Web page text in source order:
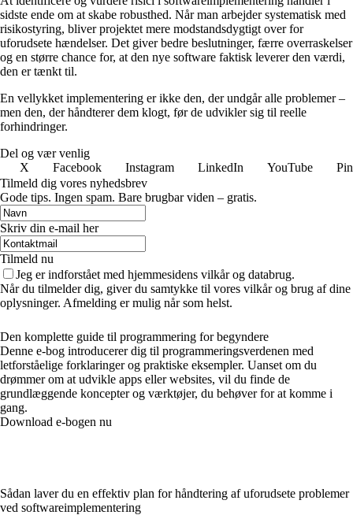
sidste ende om at skabe robusthed. Når man arbejder systematisk med
risikostyring, bliver projektet mere modstandsdygtigt over for
uforudsete hændelser. Det giver bedre beslutninger, færre overraskelser
og en større chance for, at den nye software faktisk leverer den værdi,
den er tænkt til.
En vellykket implementering er ikke den, der undgår alle problemer –
men den, der håndterer dem klogt, før de udvikler sig til reelle
forhindringer.
Del og vær venlig
X
Facebook Instagram LinkedIn YouTube
Tilmeld dig vores nyhedsbrev
Gode tips. Ingen spam. Bare brugbar viden – gratis.
Skriv din e-mail her
Tilmeld nu
Jeg er indforstået med hjemmesidens vilkår og databrug.
Når du tilmelder dig, giver du samtykke til vores vilkår og brug af dine
oplysninger. Afmelding er mulig når som helst.
Den komplette guide til programmering for begyndere
Denne e-bog introducerer dig til programmeringsverdenen med
letforståelige forklaringer og praktiske eksempler. Uanset om du
drømmer om at udvikle apps eller websites, vil du finde de
grundlæggende koncepter og værktøjer, du behøver for at komme i
gang.
Download e-bogen nu
Sådan laver du en effektiv plan for håndtering af uforudsete problemer
ved softwareimplementering